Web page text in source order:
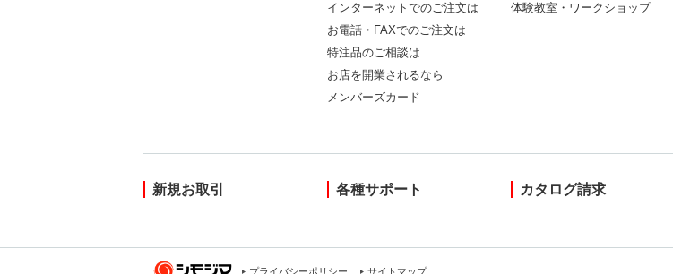
インターネットでのご注文は
お電話・FAXでのご注文は
特注品のご相談は
お店を開業されるなら
メンバーズカード
体験教室・ワークショップ
新規お取引 各種サポート カタログ請求
プライバシーポリシー サイトマップ